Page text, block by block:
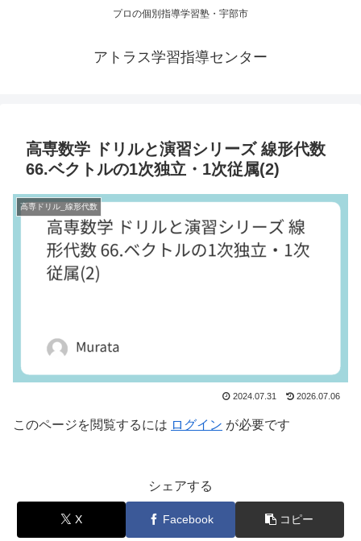
プロの個別指導学習塾・宇部市
アトラス学習指導センター
高専数学 ドリルと演習シリーズ 線形代数
66.ベクトルの1次独立・1次従属(2)
高専ドリル_線形代数
2024.07.31 2026.07.06
このページを閲覧するには ログイン が必要です
シェアする
X Facebook コピー